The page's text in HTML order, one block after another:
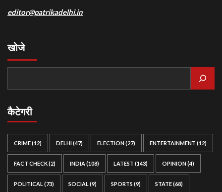
editor@patrikadelhi.in
खोजे
कैटेगरी
CRIME(12) DELHI(47) ELECTION(27) ENTERTAINMENT (12)
FACT CHECK(2) INDIA(108) LATEST (143) OPINION(4)
POLITICAL (73) SOCIAL (9) SPORTS (9) STATE(68)